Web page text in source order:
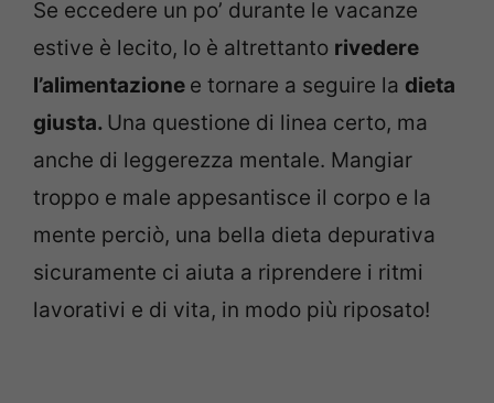
Se eccedere un po’ durante le vacanze
estive è lecito, lo è altrettanto rivedere
l’alimentazione e tornare a seguire la dieta
giusta. Una questione di linea certo, ma
anche di leggerezza mentale. Mangiar
troppo e male appesantisce il corpo e la
mente perciò, una bella dieta depurativa
sicuramente ci aiuta a riprendere i ritmi
lavorativi e di vita, in modo più riposato!